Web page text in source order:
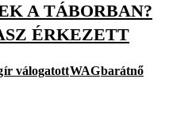
A TÁBORBAN?
ÉRKEZETT
ír válogatottWAGbarátnő